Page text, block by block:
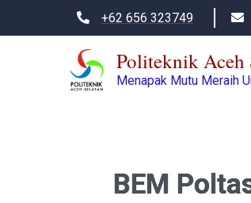
+62 656 323749
Politeknik Aceh
Menapak Mutu Meraih
BEM